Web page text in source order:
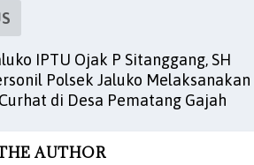
IPTU Ojak P Sitanggang, SH
Polsek Jaluko Melaksanakan
di Desa Pematang Gajah
AUTHOR